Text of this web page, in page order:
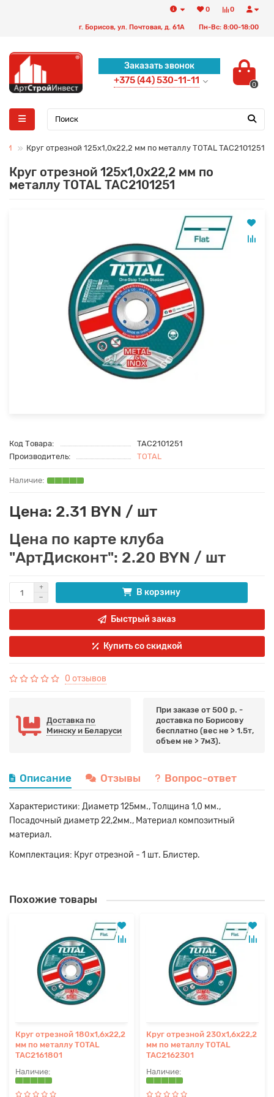
0
0
г. Борисов, ул. Почтовая, д. 61А Пн-Вс: 8:00-18:00
Заказать звонок
+375 (44) 530-11-11 0
Круг отрезной 125x1,0x22,2 мм по металлу TOTAL TAC2101251
Круг отрезной 125x1,0x22,2 мм по
металлу TOTAL TAC2101251
Код Товара:
TAC2101251
Производитель:
TOTAL
Цена: 2.31 BYN / шт
Цена по карте клуба
"АртДисконт": 2.20 BYN / шт
В корзину
Быстрый заказ
Купить со скидкой
0 отзывов
Доставка по
Минску и Беларуси
При заказе от 500 р. -
доставка по Борисову
бесплатно (вес не > 1.5т,
объем не > 7м3).
Описание Отзывы Вопрос-ответ
Характеристики: Диаметр 125мм., Толщина 1,0 мм.,
Посадочный диаметр 22,2мм., Материал композитный
материал.
Комплектация: Круг отрезной - 1 шт. Блистер.
Похожие товары
Круг отрезной 180x1,6х22,2
мм по металлу TOTAL
TAC2161801
Круг отрезной 230x1,6х22,2
мм по металлу TOTAL
TAC2162301